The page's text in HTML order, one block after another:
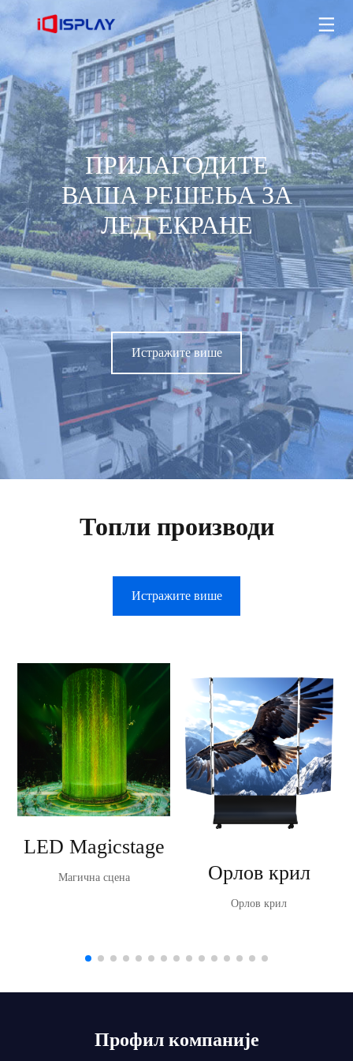
ПРИЛАГОДИТЕ
ВАША РЕШЕЊА ЗА
ЛЕД ЕКРАНЕ
Истражите више
ПРИЛАГОДИТЕ ВАША РЕШЕЊА ЗА ЛЕД ЕКРАНЕ
Истражите више
Топли производи
Истражите више
LED Magicstage
Магична сцена Орлов крил
Орлов крил
Профил компаније